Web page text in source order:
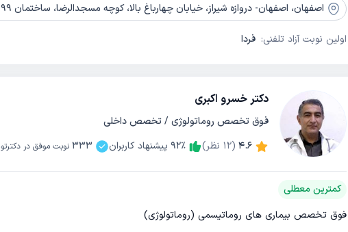
اصفهان، اصفهان- دروازه شیراز، خیابان چهارباغ بالا، کوچه مسجدالرضا، ساختمان 99، واحد 31
اولین نوبت آزاد تلفنی: فردا
دکتر خسرو اکبری
فوق تخصص روماتولوژی / تخصص داخلی
4.6
(
12 نظر) 92٪ پیشنهاد کاربران 333 نوبت موفق در دکترتو
کمترین معطلی
فوق تخصص بیماری های روماتیسمی (روماتولوژی)